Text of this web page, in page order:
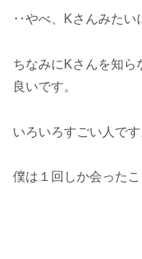
‥やべ、Kさんみたい
ちなみにKさんを知ら
良いです。
いろいろすごい人です
僕は１回しか会ったこ